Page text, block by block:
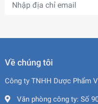
Về chúng tôi
Công ty TNHH Dược Phẩm
Văn phòng công ty: Số